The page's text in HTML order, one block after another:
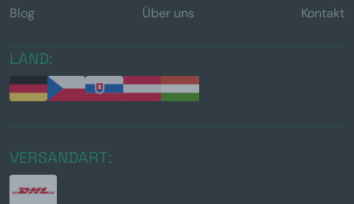
Blog Über uns Kontakt
LAND:
VERSANDART: